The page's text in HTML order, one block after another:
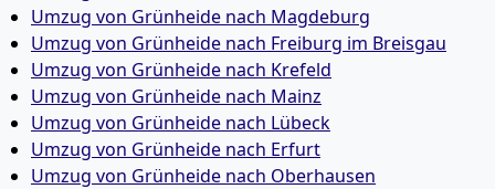
Umzug von Grünheide nach Magdeburg
Umzug von Grünheide nach Freiburg im Breisgau
Umzug von Grünheide nach Krefeld
Umzug von Grünheide nach Mainz
Umzug von Grünheide nach Lübeck
Umzug von Grünheide nach Erfurt
Umzug von Grünheide nach Oberhausen